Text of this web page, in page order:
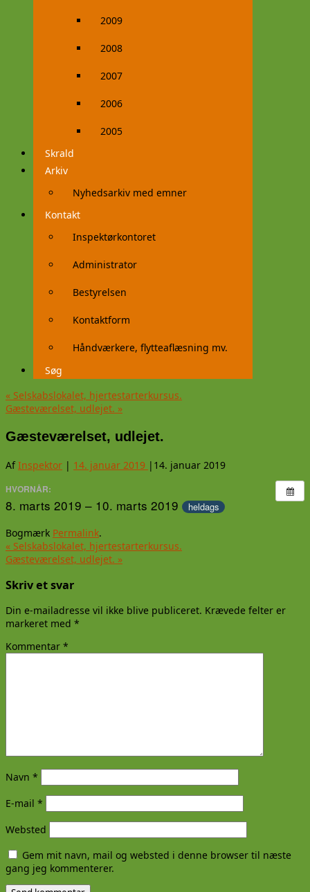
2009
2008
2007
2006
2005
Skrald
Arkiv
Nyhedsarkiv med emner
Kontakt
Inspektørkontoret
Administrator
Bestyrelsen
Kontaktform
Håndværkere, flytteaflæsning mv.
Søg
« Selskabslokalet, hjertestarterkursus.
Gæsteværelset, udlejet. »
Gæsteværelset, udlejet.
AfInspektor | 14. januar 2019 | 14. januar 2019
HVORNÅR:
8. marts 2019 – 10. marts 2019 heldags
Bogmærk Permalink.
« Selskabslokalet, hjertestarterkursus.
Gæsteværelset, udlejet. »
Skriv et svar
Din e-mailadresse vil ikke blive publiceret. Krævede felter er
markeret med *
Kommentar *
Navn *
E-mail *
Websted
Gem mit navn, mail og websted i denne browser til næste
gang jeg kommenterer.